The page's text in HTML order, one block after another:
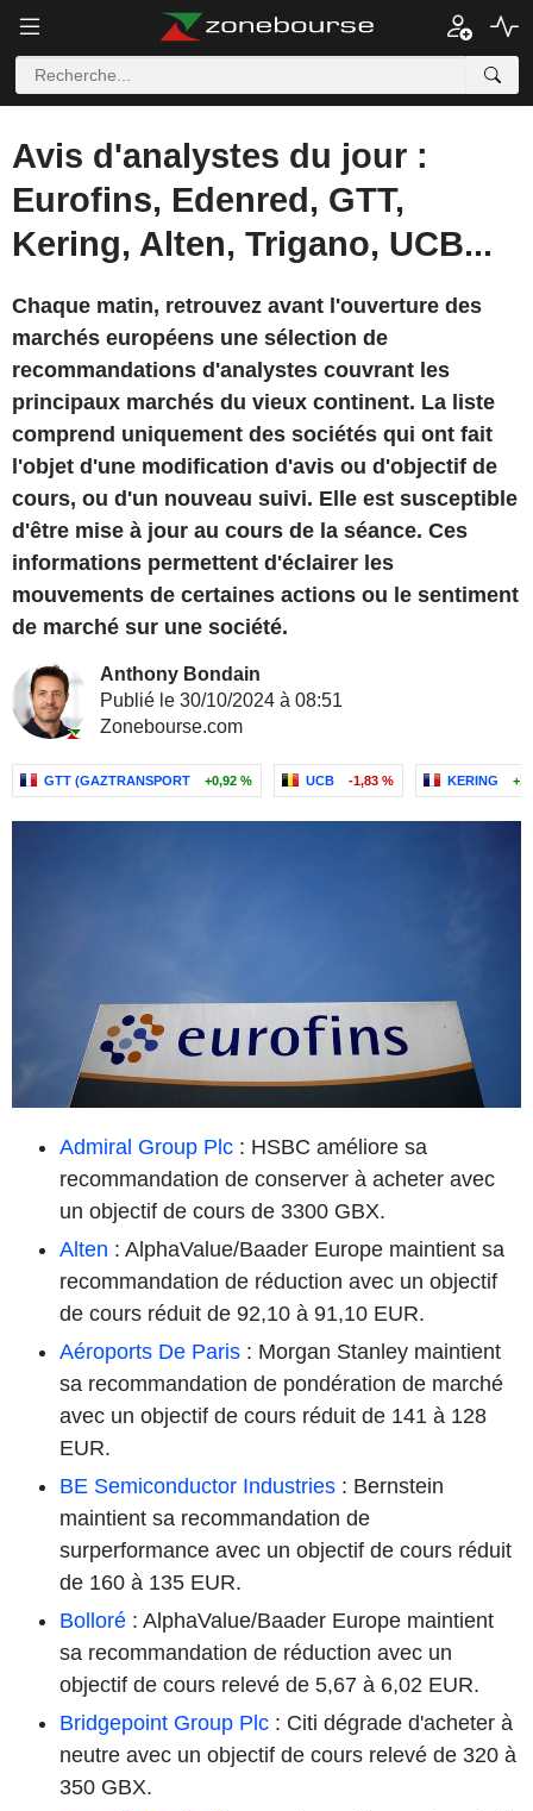
Avis d'analystes du jour :
Eurofins, Edenred, GTT,
Kering, Alten, Trigano, UCB...
Chaque matin, retrouvez avant l'ouverture des
marchés européens une sélection de
recommandations d'analystes couvrant les
principaux marchés du vieux continent. La liste
comprend uniquement des sociétés qui ont fait
l'objet d'une modification d'avis ou d'objectif de
cours, ou d'un nouveau suivi. Elle est susceptible
d'être mise à jour au cours de la séance. Ces
informations permettent d'éclairer les
mouvements de certaines actions ou le sentiment
de marché sur une société.
Anthony Bondain
Publié le 30/10/2024 à 08:51
Zonebourse.com
GTT (GAZTRANSPORT +0,92 % UCB -1,83 % KERING
Admiral Group Plc : HSBC améliore sa
recommandation de conserver à acheter avec
un objectif de cours de 3300 GBX.
Alten : AlphaValue/Baader Europe maintient sa
recommandation de réduction avec un objectif
de cours réduit de 92,10 à 91,10 EUR.
Aéroports De Paris : Morgan Stanley maintient
sa recommandation de pondération de marché
avec un objectif de cours réduit de 141 à 128
EUR.
BE Semiconductor Industries : Bernstein
maintient sa recommandation de
surperformance avec un objectif de cours réduit
de 160 à 135 EUR.
Bolloré : AlphaValue/Baader Europe maintient
sa recommandation de réduction avec un
objectif de cours relevé de 5,67 à 6,02 EUR.
Bridgepoint Group Plc : Citi dégrade d'acheter à
neutre avec un objectif de cours relevé de 320 à
350 GBX.